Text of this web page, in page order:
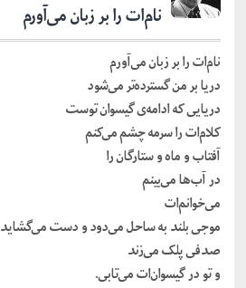
نام‌ات را بر زبان می‌آورم
نام‌ات را بر زبان می‌آورم
دریا بر من گسترده‌تر می‌شود
دریایی که ادامه‌ی گیسوان توست
کلام‌ات را سرمه چشم می‌کنم
آفتاب و ماه و ستارگان را
در آب‌ها می‌بینم
می‌خوانم‌ات
موجی بلند به ساحل می‌دود و دست می‌گشاید
صدفی پلک می‌زند
و تو در گیسوان‌ات می‌تابی.